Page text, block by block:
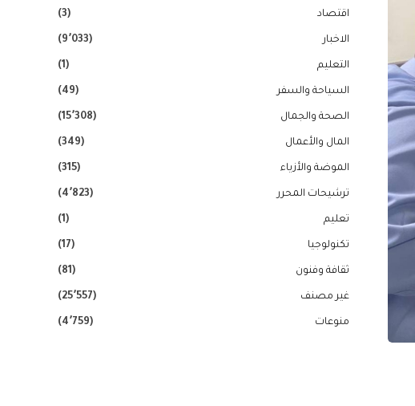
اقتصاد (3)
الاخبار (9٬033)
التعليم (1)
السياحة والسفر (49)
الصحة والجمال (15٬308)
المال والأعمال (349)
الموضة والأزياء (315)
ترشيحات المحرر (4٬823)
تعليم (1)
تكنولوجيا (17)
ثقافة وفنون (81)
غير مصنف (25٬557)
منوعات (4٬759)